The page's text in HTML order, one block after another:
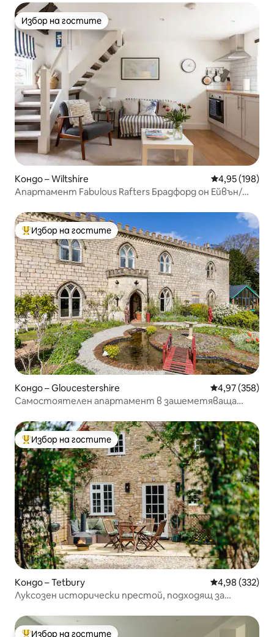
Избор на гостите
Избор на гостите
Кондо – Wiltshire Средна
4,95 (198)
Апартамент Fabulous Rafters Брадфорд он Ейвън/
Най-популярен избор на гостите
Избор на гостите
Кондо – Gloucestershire Средна
4,97 (358)
Самостоятелен апартамент в зашеметяваща
Най-популярен избор на гостите
Избор на гостите
Кондо – Tetbury Средна
4,98 (332)
Луксозен исторически престой, подходящ за
Избор на гостите